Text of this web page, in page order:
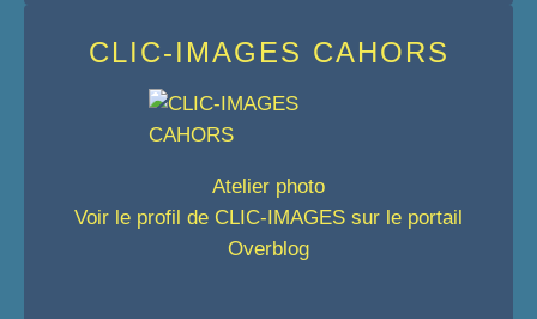
CLIC-IMAGES CAHORS
Atelier photo
Voir le profil de CLIC-IMAGES sur le portail
Overblog